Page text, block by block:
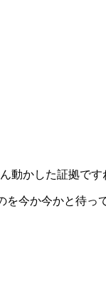
動かした証拠です
を今か今かと待